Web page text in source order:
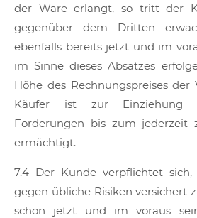
der Ware erlangt, so tritt der
gegenüber dem Dritten
ebenfalls bereits jetzt und im
im Sinne dieses Absatzes
Höhe des Rechnungspreises der
Käufer ist zur Einziehung
Forderungen bis zum jederzeit
ermächtigt.
7.4 Der Kunde verpflichtet sich,
gegen übliche Risiken versichert
schon jetzt und im voraus